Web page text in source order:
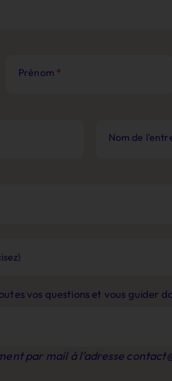
Prénom *
Nom de
vos questions et vous guider
par mail à l’adresse